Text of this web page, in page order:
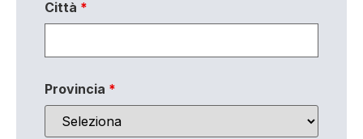
Città *
Provincia *